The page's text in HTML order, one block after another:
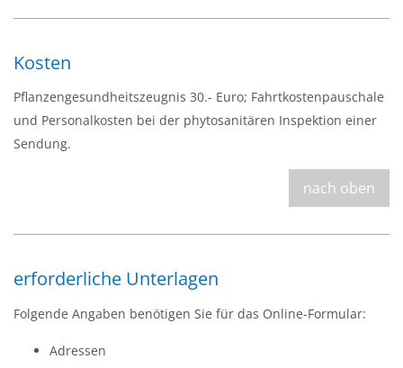
Kosten
Pflanzengesundheitszeugnis 30.- Euro; Fahrtkostenpauschale
und Personalkosten bei der phytosanitären Inspektion einer
Sendung.
nach oben
erforderliche Unterlagen
Folgende Angaben benötigen Sie für das Online-Formular:
Adressen